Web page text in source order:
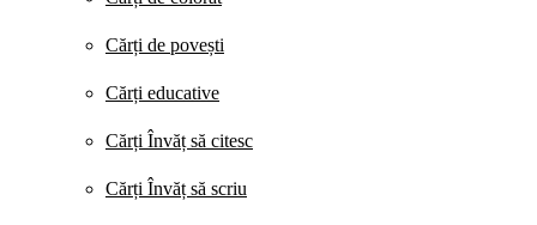
Cărți de povești
Cărți educative
Cărți Învăț să citesc
Cărți Învăț să scriu